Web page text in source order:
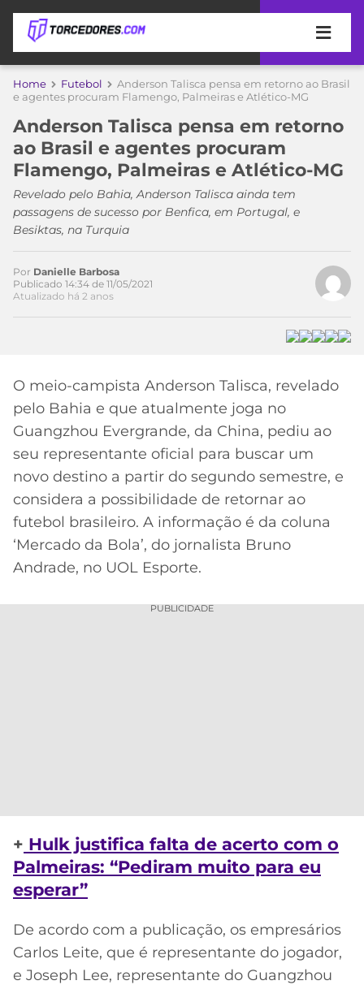
APOSTAS
DE
APOSTA
MELHORES
SITES
DE
APOSTAS
2026
CÓDIGO
DE
INDICAÇÃO
BET365
BETANO
MELHORES
APPS
APOSTAS
COPA
DO
MUNDO
TIMES
MEU
TIME
CORINTHIANS
SÃO
PAULO
SANTOS
FLAMENGO
CRUZEIRO
CAMPEONATOS
LIBERTADORES
COPA
DO
PREMIER
LEAGUE
MERCADO
DA
BOLA
PALPITES
Home Futebol
Anderson Talisca pensa em retorno ao Brasil
e agentes procuram Flamengo, Palmeiras e Atlético-MG
Anderson Talisca pensa em retorno
ao Brasil e agentes procuram
Flamengo, Palmeiras e Atlético-MG
Revelado pelo Bahia, Anderson Talisca ainda tem
passagens de sucesso por Benfica, em Portugal, e
Besiktas, na Turquia
Por Danielle Barbosa
Publicado 14:34 de 11/05/2021
Atualizado há 2 anos
O meio-campista Anderson Talisca, revelado
pelo Bahia e que atualmente joga no
Guangzhou Evergrande, da China, pediu ao
seu representante oficial para buscar um
novo destino a partir do segundo semestre, e
considera a possibilidade de retornar ao
futebol brasileiro. A informação é da coluna
‘Mercado da Bola’, do jornalista Bruno
Andrade, no UOL Esporte.
PUBLICIDADE
+ Hulk justifica falta de acerto com o
Palmeiras: “Pediram muito para eu
esperar”
De acordo com a publicação, os empresários
Carlos Leite, que é representante do jogador,
e Joseph Lee, representante do Guangzhou